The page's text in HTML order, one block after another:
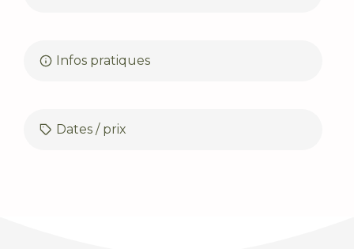
Infos pratiques
Dates / prix